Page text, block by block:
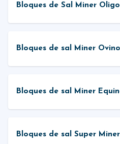
Bloques de Sal Miner
Bloques de sal Miner
Bloques de sal Miner
Bloques de sal Super